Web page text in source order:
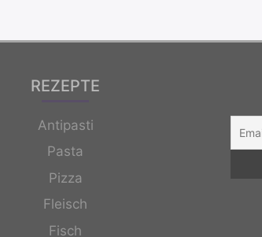
REZEPTE
Antipasti
Pasta
Pizza
Fleisch
Fisch